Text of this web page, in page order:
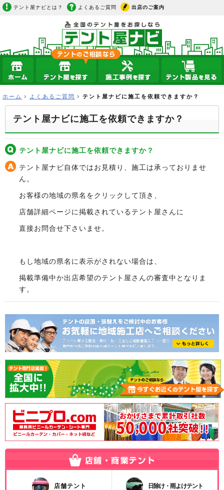
テント屋ナビとは？ よくあるご質問 出店のご案内
ホーム よくあるご質問 テント屋ナビに施工を依頼できますか？
テント屋ナビに施工を依頼できますか？
テント屋ナビに施工を依頼できますか？
テント屋ナビ自体ではお見積り、施工は承っておりませ
ん。
お客様の地域の県名をクリックして頂き、
店舗詳細ページに掲載されているテント屋さんに
直接お問合せ下さいませ。
もし地域の県名に表示がされない場合は、
掲載準備中か出店希望のテント屋さんの審査中となりま
す。
店舗テント 日除け・雨よけテント